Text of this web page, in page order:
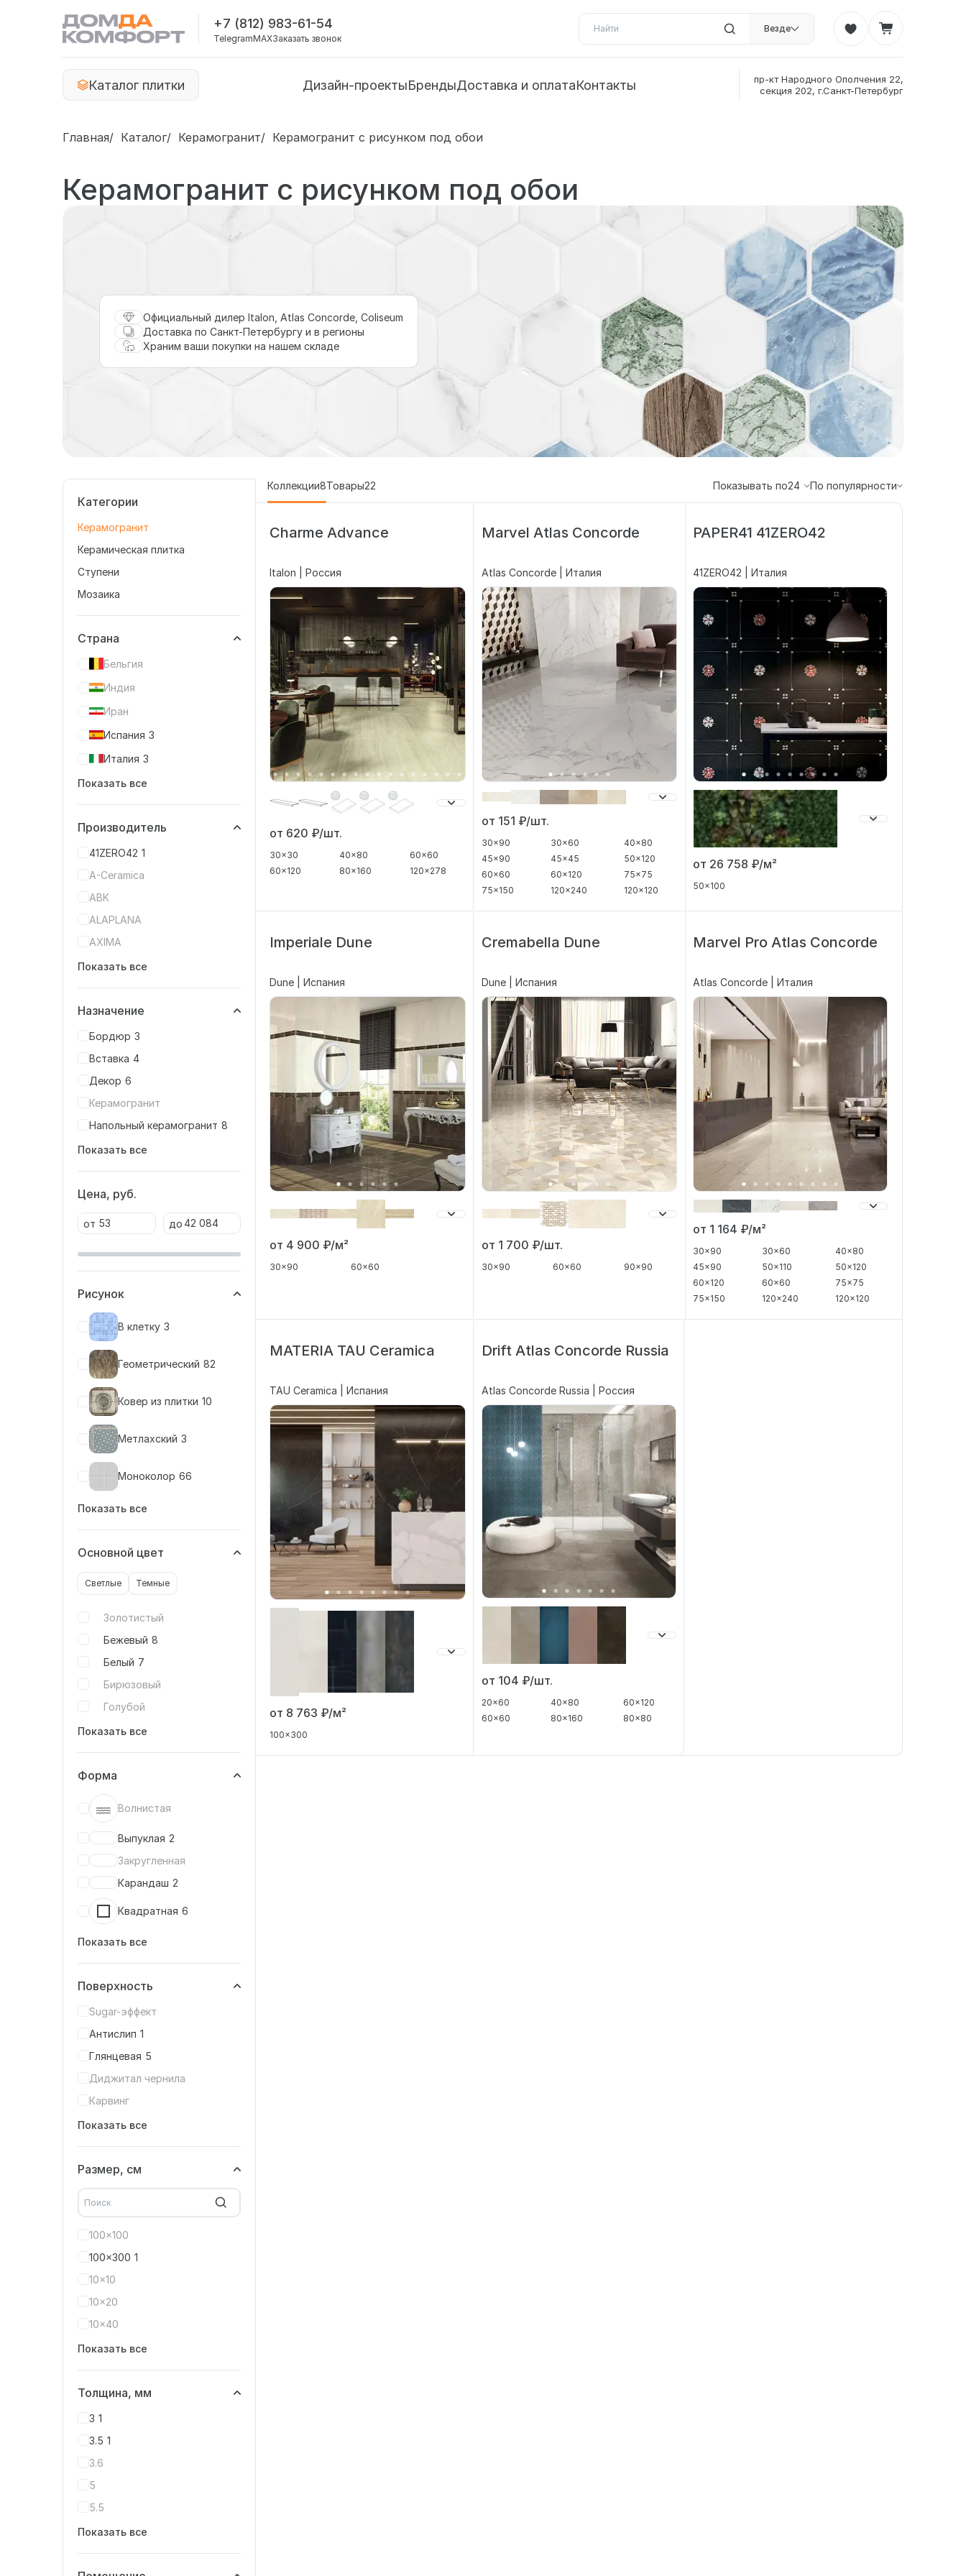
+7 (812) 983-61-54
TelegramMAXЗаказать звонок
Везде
Каталог плитки Дизайн-проектыБрендыДоставка и оплатаКонтакты
пр-кт Народного Ополчения 22,
секция 202, г.Санкт-Петербург
Главная Каталог Керамогранит Керамогранит с рисунком под обои
Керамогранит с рисунком под обои
Официальный дилер Italon, Atlas Concorde, Coliseum
Доставка по Санкт-Петербургу и в регионы
Храним ваши покупки на нашем складе
Категории
Керамогранит
Керамическая плитка
Ступени
Мозаика
Страна
Бельгия
Индия
Иран
Испания 3
Италия 3
Показать все
Производитель
41ZERO42 1
A-Ceramica
ABK
ALAPLANA
AXIMA
Показать все
Назначение
Бордюр 3
Вставка 4
Декор 6
Керамогранит
Напольный керамогранит 8
Показать все
Цена, руб.
от до
Рисунок
В клетку 3
Геометрический 82
Ковер из плитки 10
Метлахский 3
Моноколор 66
Показать все
Основной цвет
Светлые Темные
Золотистый
Бежевый 8
Белый 7
Бирюзовый
Голубой
Показать все
Форма
Волнистая
Выпуклая 2
Закругленная
Карандаш 2
Квадратная 6
Показать все
Поверхность
Sugar-эффект
Антислип 1
Глянцевая 5
Диджитал чернила
Карвинг
Показать все
Размер, см
100x100
100x300 1
10x10
10x20
10x40
Показать все
Толщина, мм
3 1
3.5 1
3.6
5
5.5
Показать все
Коллекции8Товары22 Показывать по24 По популярности
Charme Advance
Italon | Россия
от 620 ₽/шт.
30x30 40x80
60x60
60x120
80x160 120x278
Marvel Atlas Concorde
Atlas Concorde | Италия
от 151 ₽/шт.
30x90 30x60
40x80
45x90
45x45
50x120
60x60
60x120
75x75
75x150
120x240 120x120
PAPER41 41ZERO42
41ZERO42 | Италия
от 26 758 ₽/м²
50x100
Imperiale Dune
Dune | Испания
от 4 900 ₽/м²
30x90 60x60
Cremabella Dune
Dune | Испания
от 1 700 ₽/шт.
30x90 60x60 90x90
Marvel Pro Atlas Concorde
Atlas Concorde | Италия
от 1 164 ₽/м²
30x90 30x60
40x80
45x90
50x110
50x120
60x120
60x60
75x75
75x150
120x240 120x120
MATERIA TAU Ceramica
TAU Ceramica | Испания
от 8 763 ₽/м²
100x300
Drift Atlas Concorde Russia
Atlas Concorde Russia | Россия
от 104 ₽/шт.
20x60 40x80
60x120
60x60
80x160 80x80